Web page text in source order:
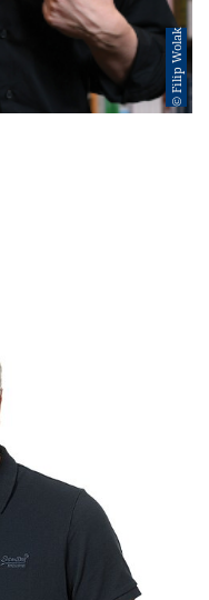
© Filip Wolak